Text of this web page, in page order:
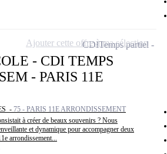
- CDI TEMPS
- PARIS 11E
- 75 - PARIS 11E ARRONDISSEMENT
à créer de beaux souvenirs ? Nous
et dynamique pour accompagner deux
arrondissement...
CDITemps partiel
Ajouter cette offre à ma sélection